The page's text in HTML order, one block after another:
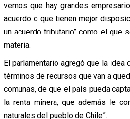
vemos que hay grandes
acuerdo o que tienen mejor
un acuerdo tributario” como el que
materia.
El parlamentario agregó que la idea
términos de recursos que van a
comunas, de que el país pueda
la renta minera, que además le
naturales del pueblo de Chile”.